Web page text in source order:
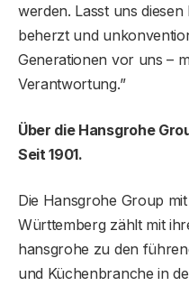
werden. Lasst uns
beherzt und
Generationen vor uns –
Verantwortung.”
Über die Hansgrohe
Seit 1901.
Die Hansgrohe Group
Württemberg zählt mit
hansgrohe zu den
und Küchenbranche in